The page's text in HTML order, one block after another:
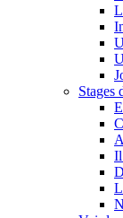
Stages
Il